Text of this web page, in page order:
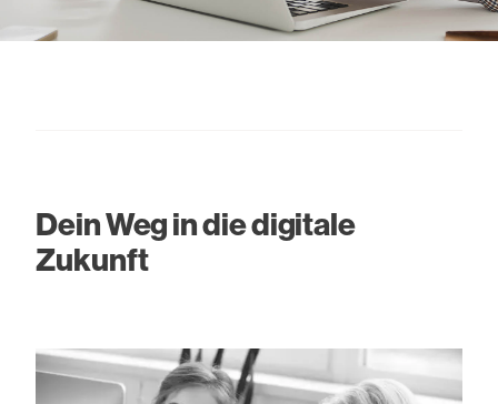
Dein Weg in die digitale
Zukunft